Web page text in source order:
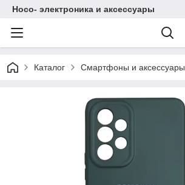
Hoco- электроника и аксессуары
Каталог Смартфоны и аксессуары